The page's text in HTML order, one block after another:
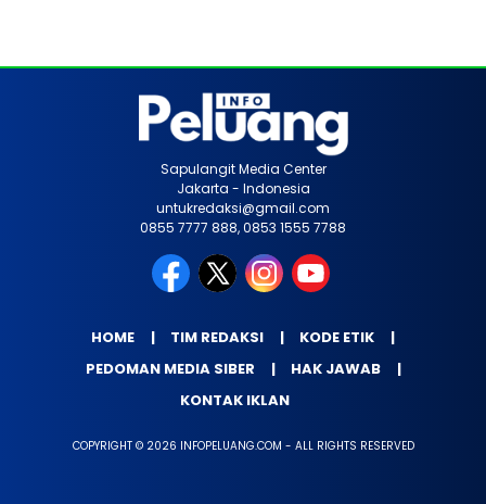
Sapulangit Media Center
Jakarta - Indonesia
untukredaksi@gmail.com
0855 7777 888, 0853 1555 7788
HOME TIM REDAKSI
KODE ETIK
PEDOMAN MEDIA SIBER
HAK JAWAB
KONTAK IKLAN
COPYRIGHT © 2026 INFOPELUANG.COM - ALL RIGHTS RESERVED